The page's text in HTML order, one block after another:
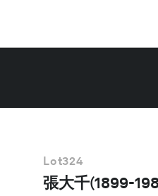
Lot324
張大千(1899-